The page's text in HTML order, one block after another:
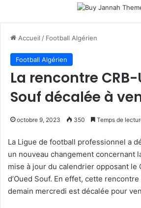
Accueil / Football Algérien
Football Algérien
La rencontre CRB-
Souf décalée à
octobre 9, 2023 350 Temps de
La Ligue de football professionnel a
un nouveau changement concernant
mise à jour du calendrier opposant le
d’Oued Souf. En effet, cette
demain mercredi est décalée pour